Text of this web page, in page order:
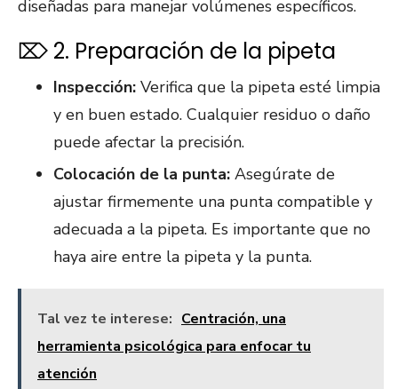
diseñadas para manejar volúmenes específicos.
⌦ 2. Preparación de la pipeta
Inspección: Verifica que la pipeta esté limpia
y en buen estado. Cualquier residuo o daño
puede afectar la precisión.
Colocación de la punta: Asegúrate de
ajustar firmemente una punta compatible y
adecuada a la pipeta. Es importante que no
haya aire entre la pipeta y la punta.
Tal vez te interese: Centración, una
herramienta psicológica para enfocar tu
atención